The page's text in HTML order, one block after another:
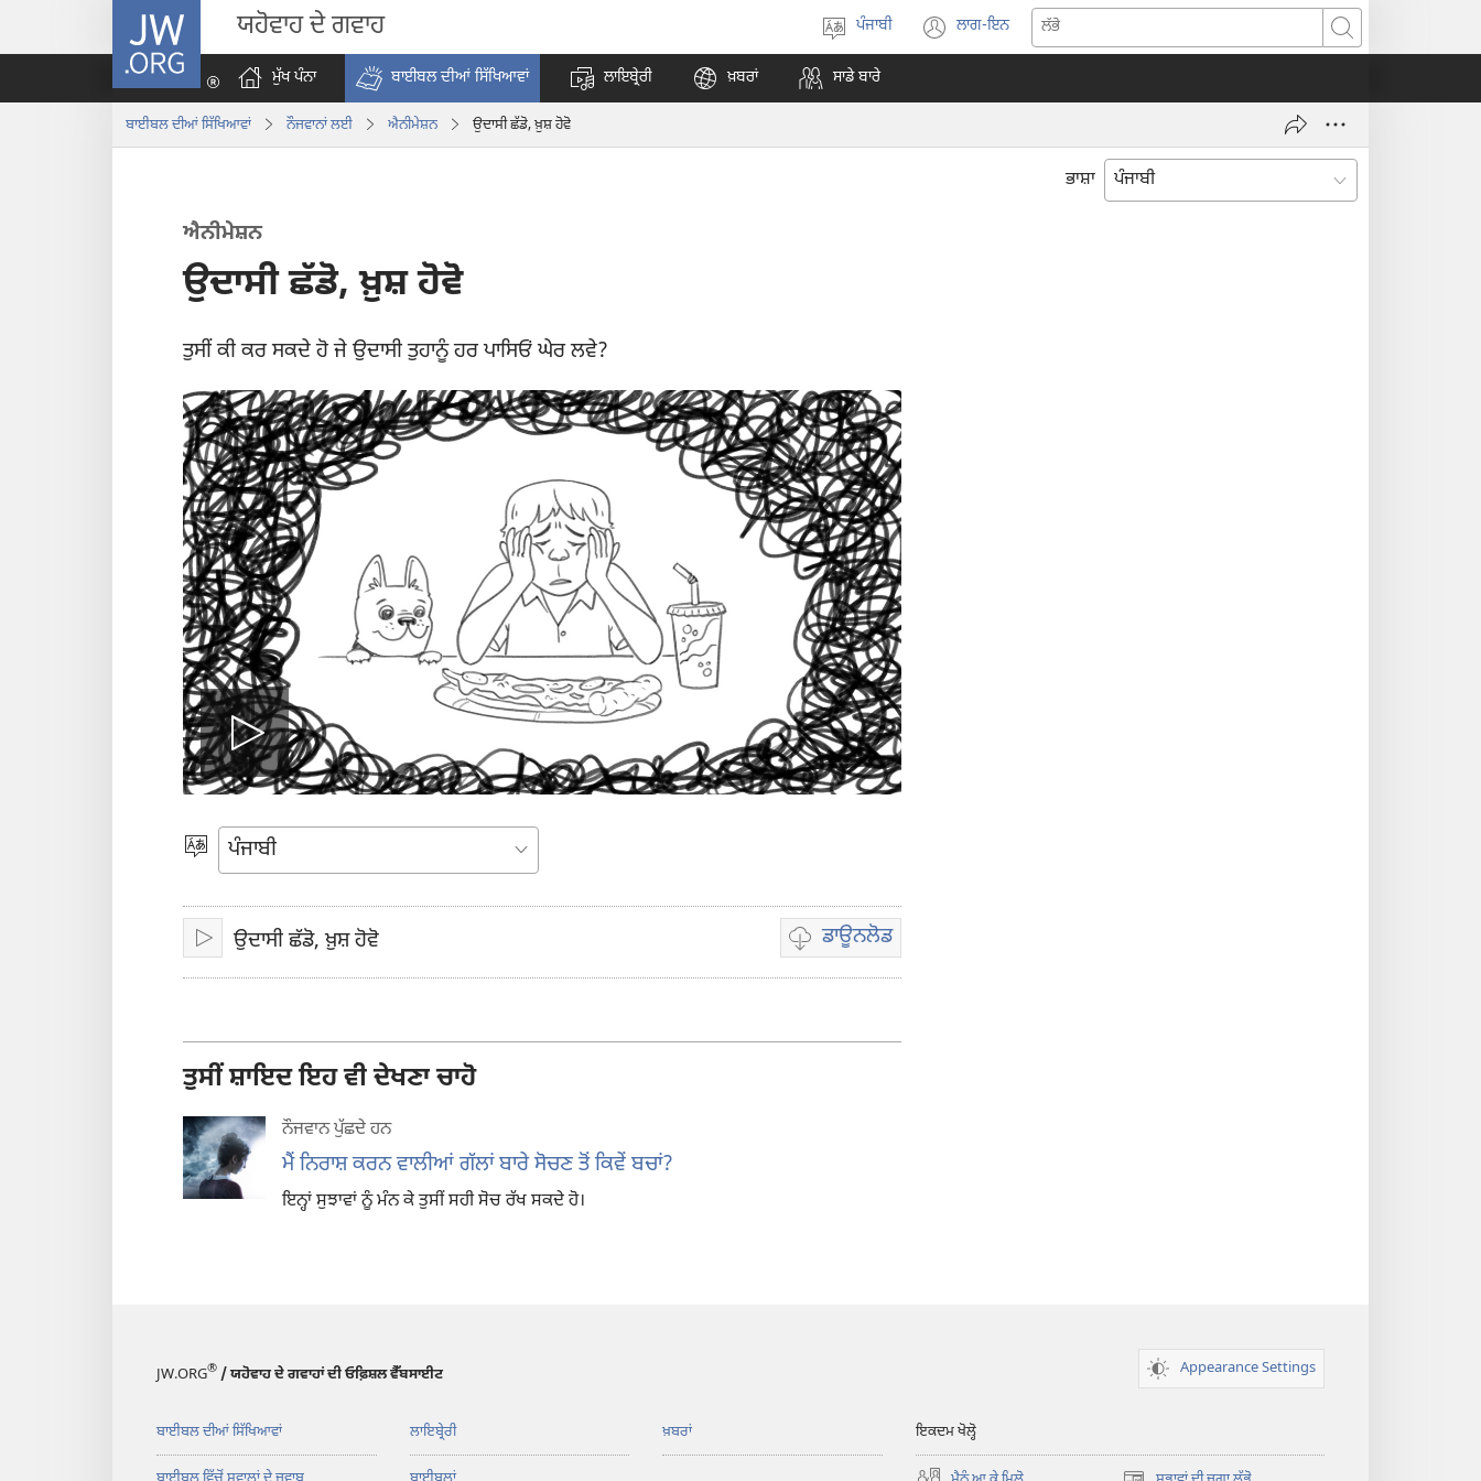
JW.ORG ਯਹੋਵਾਹ ਦੇ ਗਵਾਹ
ਚੁਣੋ
ਪੰਜਾਬੀ ਲਾਗ-ਇਨ
new
ਲੱਭੋ
ਮੁੱਖ ਪੰਨਾ ਬਾਈਬਲ ਦੀਆਂ ਸਿੱਖਿਆਵਾਂ ਲਾਇਬ੍ਰੇਰੀ ਖ਼ਬਰਾਂ ਸਾਡੇ ਬਾਰੇ
ਬਾਈਬਲ ਦੀਆਂ ਸਿੱਖਿਆਵਾਂ ਨੌਜਵਾਨਾਂ ਲਈ ਐਨੀਮੇਸ਼ਨ ਉਦਾਸੀ ਛੱਡੋ, ਖ਼ੁਸ਼ ਹੋਵੋ
ਭਾਸ਼ਾ
ਐਨੀਮੇਸ਼ਨ
ਉਦਾਸੀ ਛੱਡੋ, ਖ਼ੁਸ਼ ਹੋਵੋ
ਤੁਸੀਂ ਕੀ ਕਰ ਸਕਦੇ ਹੋ ਜੇ ਉਦਾਸੀ ਤੁਹਾਨੂੰ ਹਰ ਪਾਸਿਓਂ ਘੇਰ ਲਵੇ?
ਵੀਡੀਓ
ਚਲਾਓ
ਭਾਸ਼ਾ
ਚਲਾਓਉਦਾਸੀ ਛੱਡੋ, ਖ਼ੁਸ਼ ਹੋਵੋ ਡਾਊਨਲੋਡ
ਵੀਡੀਓ
ਰਿਕਾਰਡਿੰਗ
ਡਾਊਨਲੋਡ
ਤੁਸੀਂ ਸ਼ਾਇਦ ਇਹ ਵੀ ਦੇਖਣਾ ਚਾਹੋ
ਨੌਜਵਾਨ ਪੁੱਛਦੇ ਹਨ
ਮੈਂ ਨਿਰਾਸ਼ ਕਰਨ ਵਾਲੀਆਂ ਗੱਲਾਂ ਬਾਰੇ ਸੋਚਣ ਤੋਂ ਕਿਵੇਂ ਬਚਾਂ?
ਇਨ੍ਹਾਂ ਸੁਝਾਵਾਂ ਨੂੰ ਮੰਨ ਕੇ ਤੁਸੀਂ ਸਹੀ ਸੋਚ ਰੱਖ ਸਕਦੇ ਹੋ।
JW.ORG® / ਯਹੋਵਾਹ ਦੇ ਗਵਾਹਾਂ ਦੀ ਓਫ਼ਿਸ਼ਲ ਵੈੱਬਸਾਈਟ Appearance Settings
ਬਾਈਬਲ ਦੀਆਂ ਸਿੱਖਿਆਵਾਂ ਲਾਇਬ੍ਰੇਰੀ ਖ਼ਬਰਾਂ ਇਕਦਮ ਖੋਲ੍ਹੋ